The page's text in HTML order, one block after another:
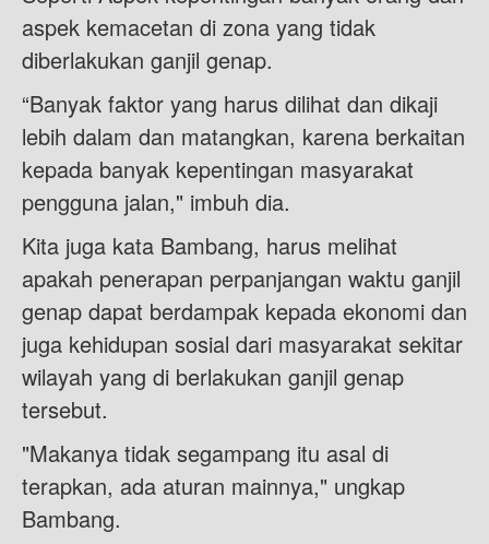
aspek kemacetan di zona yang tidak
diberlakukan ganjil genap.
“Banyak faktor yang harus dilihat dan dikaji
lebih dalam dan matangkan, karena berkaitan
kepada banyak kepentingan masyarakat
pengguna jalan," imbuh dia.
Kita juga kata Bambang, harus melihat
apakah penerapan perpanjangan waktu ganjil
genap dapat berdampak kepada ekonomi dan
juga kehidupan sosial dari masyarakat sekitar
wilayah yang di berlakukan ganjil genap
tersebut.
"Makanya tidak segampang itu asal di
terapkan, ada aturan mainnya," ungkap
Bambang.